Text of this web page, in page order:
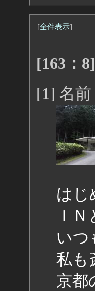
[全件表示]
[163：8]
[1] 名前
はじ
Ｉ
いつ
私も
京都